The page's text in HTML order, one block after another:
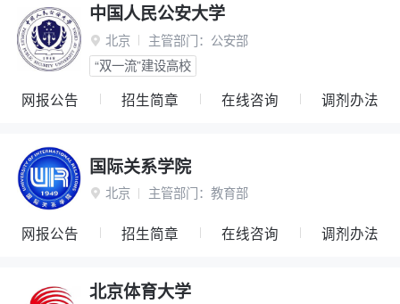
中国人民公安大学
 北京 主管部门： 公安部
“双一流”建设高校
网报公告 招生简章 在线咨询 调剂办法
国际关系学院
 北京 主管部门： 教育部
网报公告 招生简章 在线咨询 调剂办法
北京体育大学